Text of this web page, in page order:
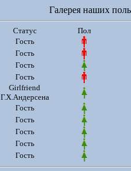
Галерея наших
Статус
Пол
Гость
Гость
Гость
Гость
Girlfriend
Г.Х.Андерсена
Гость
Гость
Гость
Гость
Гость